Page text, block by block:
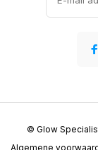
Algemene
© Glow